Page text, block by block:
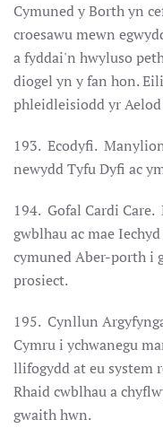
Cymuned y Borth yn
croesawu mewn
a fyddai'n hwyluso
diogel yn y fan hon.
phleidleisiodd yr
193. Ecodyfi.
newydd Tyfu Dyfi ac
194. Gofal Cardi
gwblhau ac mae
cymuned Aber-porth i
prosiect.
195. Cynllun
Cymru i ychwanegu
llifogydd at eu system
Rhaid cwblhau a
gwaith hwn.